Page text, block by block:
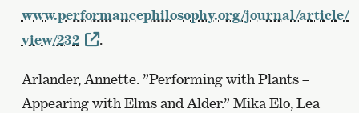
www.performancephilosophy.org/journal/article/
view/232
.
Arlander, Annette. ”Performing with Plants –
Appearing with Elms and Alder.” Mika Elo, Lea